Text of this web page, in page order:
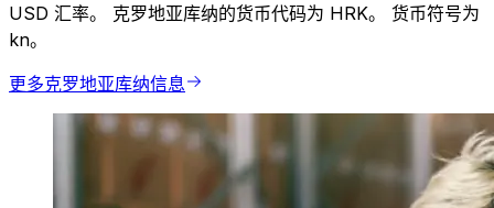
USD 汇率。 克罗地亚库纳的货币代码为 HRK。 货币符号为
kn。
更多克罗地亚库纳信息